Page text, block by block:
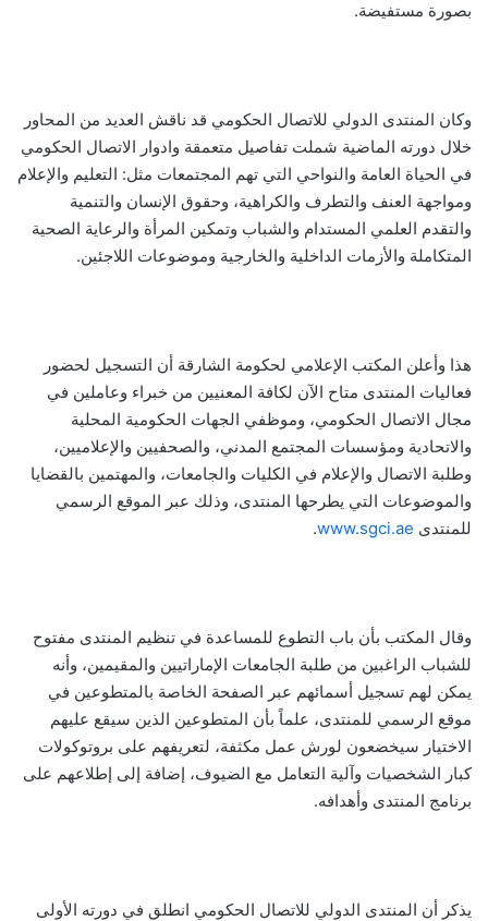
بصورة مستفيضة.
وكان المنتدى الدولي للاتصال الحكومي قد ناقش العديد من المحاور
خلال دورته الماضية شملت تفاصيل متعمقة وادوار الاتصال الحكومي
في الحياة العامة والنواحي التي تهم المجتمعات مثل: التعليم والإعلام
ومواجهة العنف والتطرف والكراهية، وحقوق الإنسان والتنمية
والتقدم العلمي المستدام والشباب وتمكين المرأة والرعاية الصحية
المتكاملة والأزمات الداخلية والخارجية وموضوعات اللاجئين.
هذا وأعلن المكتب الإعلامي لحكومة الشارقة أن التسجيل لحضور
فعاليات المنتدى متاح الآن لكافة المعنيين من خبراء وعاملين في
مجال الاتصال الحكومي، وموظفي الجهات الحكومية المحلية
والاتحادية ومؤسسات المجتمع المدني، والصحفيين والإعلاميين،
وطلبة الاتصال والإعلام في الكليات والجامعات، والمهتمين بالقضايا
والموضوعات التي يطرحها المنتدى، وذلك عبر الموقع الرسمي
للمنتدى www.sgci.ae
.
وقال المكتب بأن باب التطوع للمساعدة في تنظيم المنتدى مفتوح
للشباب الراغبين من طلبة الجامعات الإماراتيين والمقيمين، وأنه
يمكن لهم تسجيل أسمائهم عبر الصفحة الخاصة بالمتطوعين في
موقع الرسمي للمنتدى، علماً بأن المتطوعين الذين سيقع عليهم
الاختيار سيخضعون لورش عمل مكثفة، لتعريفهم على بروتوكولات
كبار الشخصيات وآلية التعامل مع الضيوف، إضافة إلى إطلاعهم على
برنامج المنتدى وأهدافه.
يذكر أن المنتدى الدولي للاتصال الحكومي انطلق في دورته الأولى